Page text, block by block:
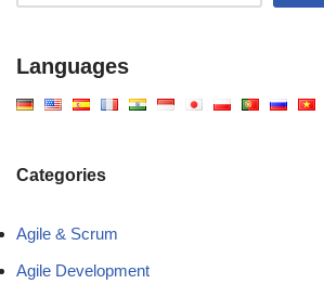
Languages
Categories
Agile & Scrum
Agile Development